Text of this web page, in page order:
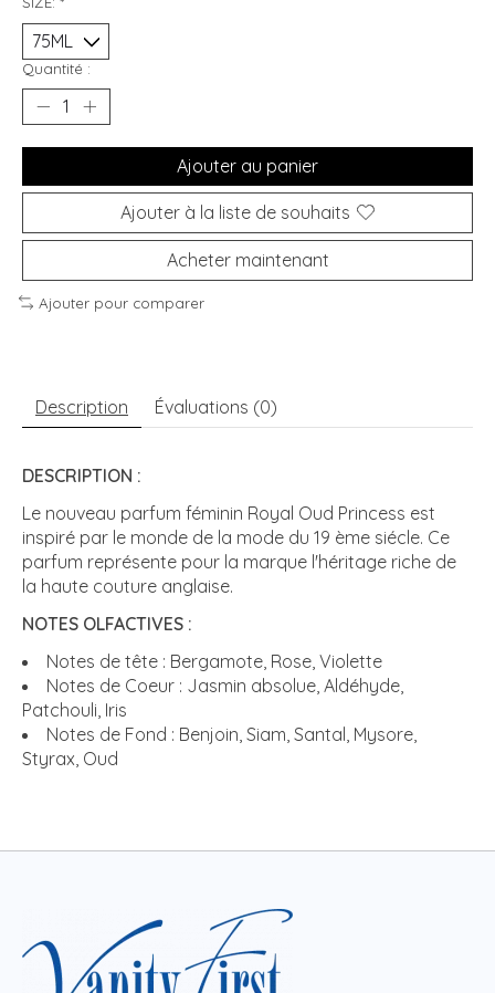
Quantité :
Ajouter au panier
Ajouter à la liste de souhaits
Acheter maintenant
Ajouter pour comparer
Description Évaluations (0)
DESCRIPTION :
Le nouveau parfum féminin Royal Oud Princess est
inspiré par le monde de la mode du 19 ème siécle. Ce
parfum représente pour la marque l'héritage riche de
la haute couture anglaise.
NOTES OLFACTIVES :
Notes de tête : Bergamote, Rose, Violette
Notes de Coeur : Jasmin absolue, Aldéhyde,
Patchouli, Iris
Notes de Fond : Benjoin, Siam, Santal, Mysore,
Styrax, Oud